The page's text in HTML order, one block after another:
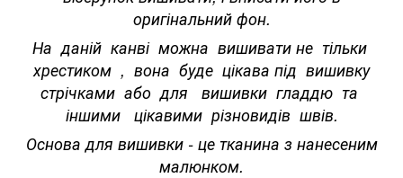
оригінальний фон.
На даній канві можна вишивати не тільки
хрестиком , вона буде цікава під вишивку
стрічками або для вишивки гладдю та
іншими цікавими різновидів швів.
Основа для вишивки - це тканина з нанесеним
малюнком.